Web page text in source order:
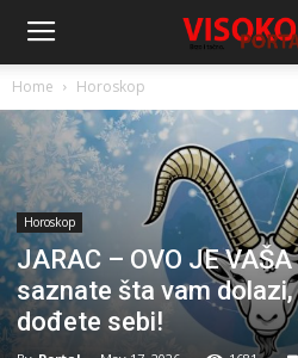
Home Horoskop
Horoskop
JARAC – OVO JE
saznate šta vam
dođete sebi!